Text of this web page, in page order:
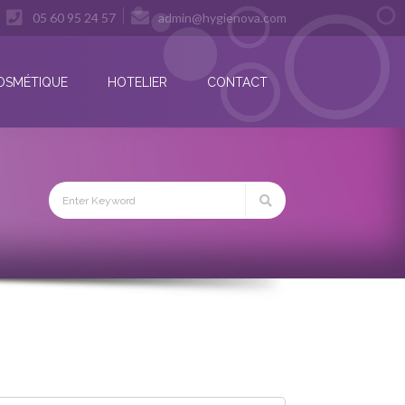
05 60 95 24 57 admin@hygienova.com
HOTELIER CONTACT